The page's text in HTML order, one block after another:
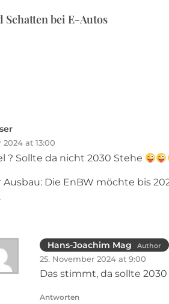
bei E-Autos
at 13:00
? Sollte da nicht 2030 Stehe
Die EnBW möchte bis
Hans-Joachim Mag Author
25. November 2024 at 9:00
Das stimmt, da sollte
Antworten